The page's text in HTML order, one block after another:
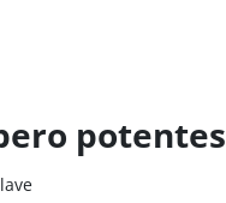
potentes